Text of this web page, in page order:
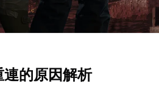
的原因解析